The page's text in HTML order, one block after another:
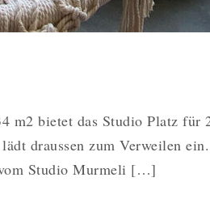
m2 bietet das Studio Platz
draussen zum Verweilen
Studio Murmeli […]